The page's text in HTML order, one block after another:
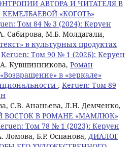
АВТОРА И ЧИТАТЕЛЯ В
КЕМЕЛБАЕВОЙ «КОГОТЬ»
Том 84 № 3 (2024): Керуен
Сабирова, М.Б. Молдагали,
в культурных продуктах
Keruen: Том 90 № 1 (2026): Керуен
Кувшинникова, Роман
в «зеркале»
, Keruen: Том 89
С.В. Ананьева, Л.Н. Демченко,
ВОСТОК В РОМАНЕ «МАМЛЮК»
Том 78 № 1 (2023): Керуен
Ломова, Б.Р. Оспанова, ДИАЛОГ